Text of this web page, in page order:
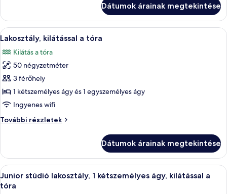
részletei
Dátumok árainak megtekintése
A
következő
szoba
összes
képének
megtekintése:
Lakosztály,
a
Egy szállodai szoba, amelyben egy
8
Lakosztály, kilátással a tóra
Kilátás a tóra
50 négyzetméter
3 férőhely
1 kétszemélyes ágy és 1 egyszemélyes ágy
Ingyenes wifi
További részletek
Lakosztály,
további
részletei
Dátumok árainak megtekintése
A
következő
Egy modern szállodai szoba,
4
Junior stúdió lakosztály, 1 kétszemélyes ágy, kilátással a
tóra